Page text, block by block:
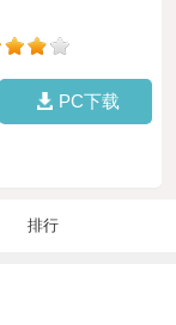
PC下载
排行